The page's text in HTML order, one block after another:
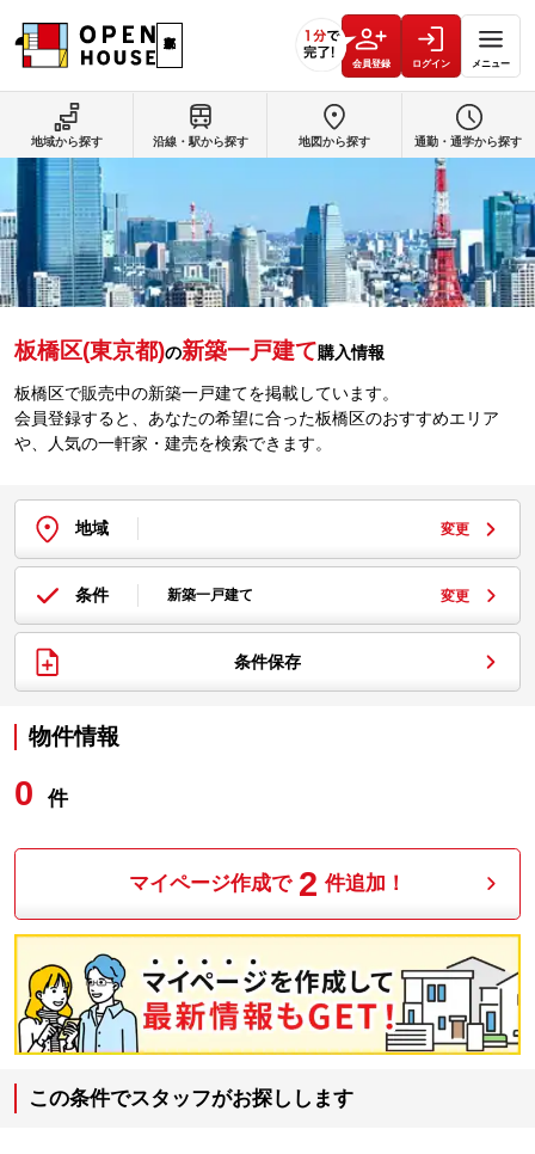
会員登録 ログイン メニュー
板橋区(東京都)の新築一戸建て購入情報
板橋区で販売中の新築一戸建てを掲載しています。
会員登録すると、あなたの希望に合った板橋区のおすすめエリア
や、人気の一軒家・建売を検索できます。
地域 変更
条件 新築一戸建て 変更
条件保存
物件情報
0 件
マイページ作成で 2 件追加！
この条件でスタッフがお探しします
地域から探す 沿線・駅から探す 地図から探す 通勤・通学から探す